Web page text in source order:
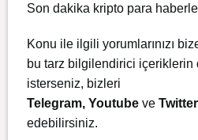
Son dakika kripto para
Konu ile ilgili yorumlarınızı
bu tarz bilgilendirici içeriklerin
isterseniz, bizleri
Telegram, Youtube ve Twitter
edebilirsiniz.